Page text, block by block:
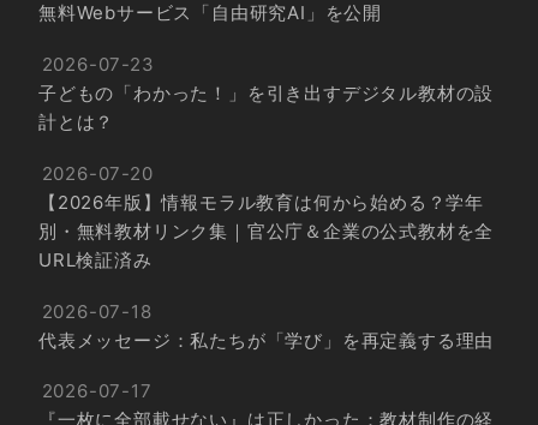
無料Webサービス「自由研究AI」を公開
2026-07-23
子どもの「わかった！」を引き出すデジタル教材の設
計とは？
2026-07-20
【2026年版】情報モラル教育は何から始める？学年
別・無料教材リンク集｜官公庁＆企業の公式教材を全
URL検証済み
2026-07-18
代表メッセージ：私たちが「学び」を再定義する理由
2026-07-17
『一枚に全部載せない』は正しかった：教材制作の経